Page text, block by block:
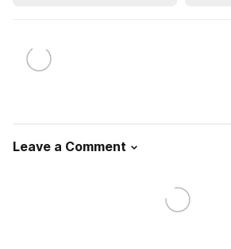
Leave a Comment